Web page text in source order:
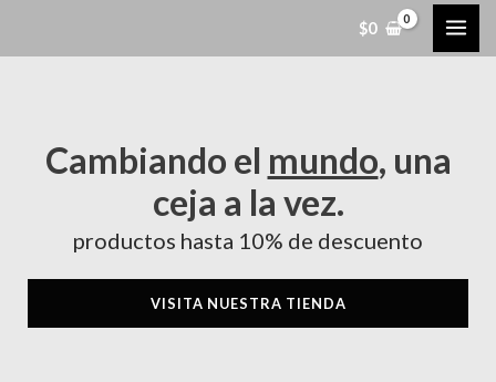
$0
Cambiando el mundo, una
ceja a la vez.
productos hasta 10% de descuento
VISITA NUESTRA TIENDA